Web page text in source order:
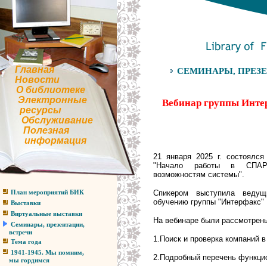
Главная
Новости
О библиотеке
Электронные
ресурсы
Обслуживание
Полезная
информация
План мероприятий БИК
Выставки
Виртуальные выставки
Семинары, презентации,
встречи
Тема года
1941-1945. Мы помним,
мы гордимся
СЕМИНАРЫ,
Вебинар группы
21 января 2025 г.
"Начало работы в
возможностям системы".
Спикером выступила
обучению группы
На вебинаре были
1.Поиск и проверка компаний
2.Подробный перечень